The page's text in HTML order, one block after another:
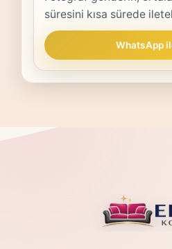
süresini kısa sürede
WhatsApp